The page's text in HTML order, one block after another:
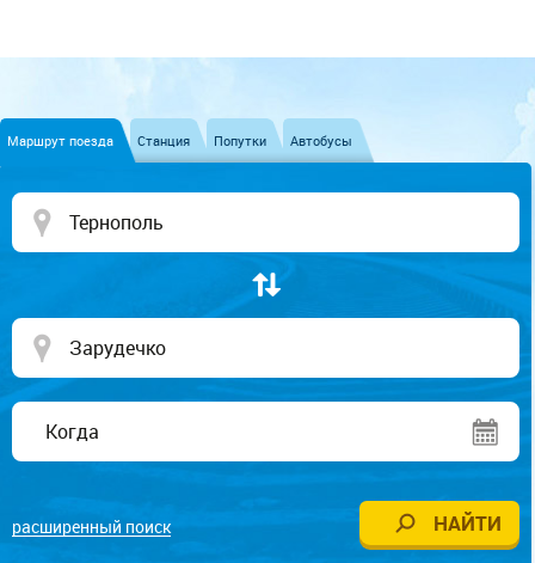
Маршрут поезда Станция Попутки Автобусы
расширенный поиск